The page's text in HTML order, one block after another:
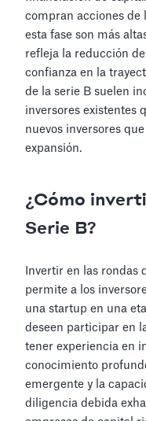
compran acciones de
esta fase son más
refleja la reducción
confianza en la
de la serie B suelen
inversores existentes
nuevos inversores
expansión.
¿Cómo
Serie B?
Invertir en las rondas
permite a los
una startup en una
deseen participar en
tener experiencia en
conocimiento
emergente y la
diligencia debida